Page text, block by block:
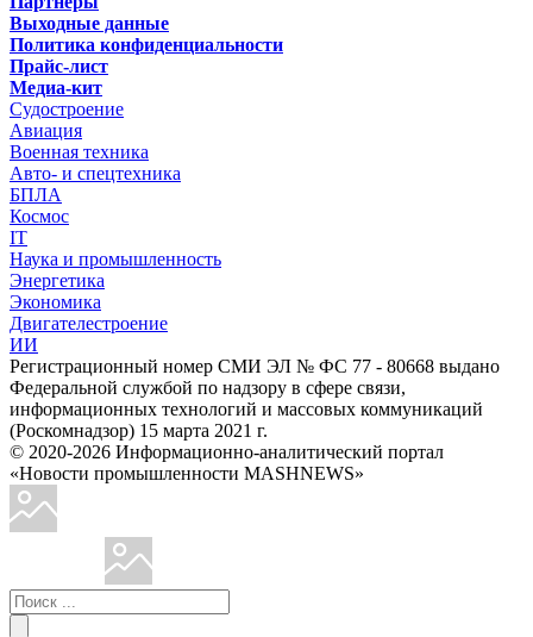
Выходные данные
Политика конфиденциальности
Прайс-лист
Медиа-кит
Судостроение
Авиация
Военная техника
Авто- и спецтехника
БПЛА
Космос
IT
Наука и промышленность
Энергетика
Экономика
Двигателестроение
ИИ
Регистрационный номер СМИ ЭЛ № ФС 77 - 80668 выдано
Федеральной службой по надзору в сфере связи,
информационных технологий и массовых коммуникаций
(Роскомнадзор) 15 марта 2021 г.
© 2020-2026 Информационно-аналитический портал
«Новости промышленности MASHNEWS»